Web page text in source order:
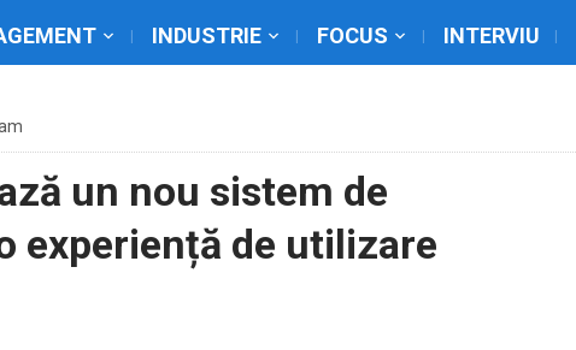
INDUSTRIE FOCUS INTERVIU
un nou sistem de
experiență de utilizare